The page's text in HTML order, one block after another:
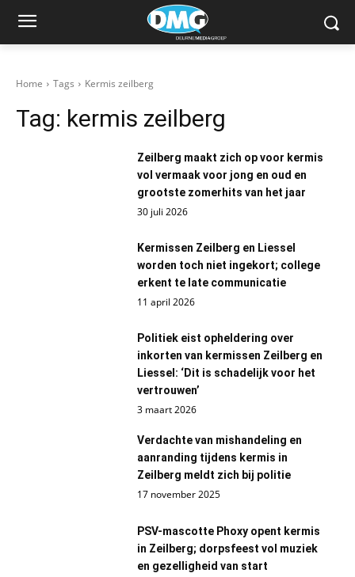
Home Tags Kermis zeilberg
Tag: kermis zeilberg
Zeilberg maakt zich op voor kermis
vol vermaak voor jong en oud en
grootste zomerhits van het jaar
30 juli 2026
Kermissen Zeilberg en Liessel
worden toch niet ingekort; college
erkent te late communicatie
11 april 2026
Politiek eist opheldering over
inkorten van kermissen Zeilberg en
Liessel: ‘Dit is schadelijk voor het
vertrouwen’
3 maart 2026
Verdachte van mishandeling en
aanranding tijdens kermis in
Zeilberg meldt zich bij politie
17 november 2025
PSV-mascotte Phoxy opent kermis
in Zeilberg; dorpsfeest vol muziek
en gezelligheid van start